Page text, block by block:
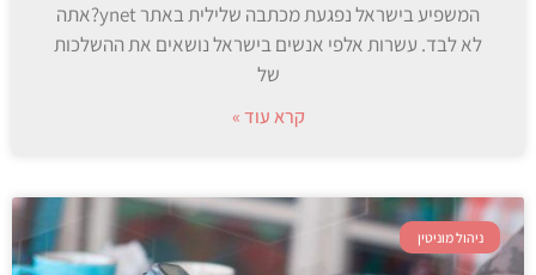
המשפיע בישראל נפגעת מכתבה שלילית באתר ynet?אתה
לא לבד. עשרות אלפי אנשים בישראל נושאים את ההשלכות
של
קרא עוד »
ניהול מוניטין